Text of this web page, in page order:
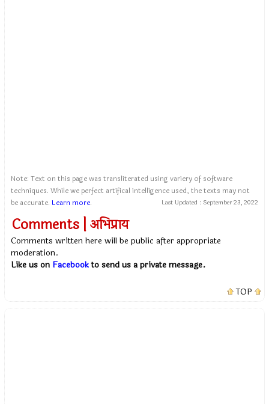
Note: Text on this page was transliterated using variery of software
techniques. While we perfect artifical intelligence used, the texts may not
be accurate. Learn more. Last Updated : September 23, 2022
Comments | अभिप्राय
Comments written here will be public after appropriate
moderation.
Like us on Facebookto send us a private message.
TOP